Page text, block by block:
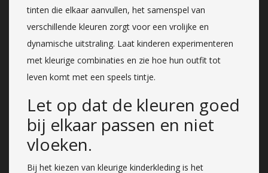
tinten die elkaar aanvullen, het samenspel van
verschillende kleuren zorgt voor een vrolijke en
dynamische uitstraling. Laat kinderen experimenteren
met kleurige combinaties en zie hoe hun outfit tot
leven komt met een speels tintje.
Let op dat de kleuren goed
bij elkaar passen en niet
vloeken.
Bij het kiezen van kleurige kinderkleding is het